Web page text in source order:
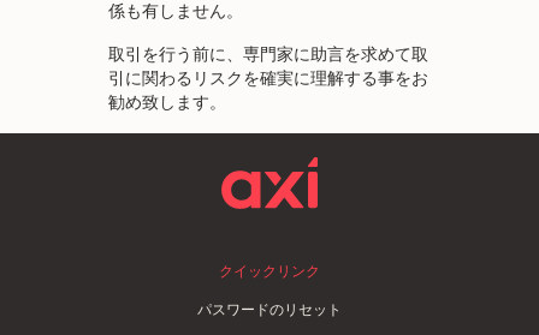
係も有しません。
取引を行う前に、専門家に助言を求めて取
引に関わるリスクを確実に理解する事をお
勧め致します。
クイックリンク
パスワードのリセット